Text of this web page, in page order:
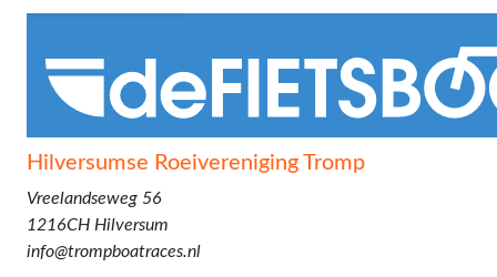
Hilversumse Roeivereniging Tromp
Vreelandseweg 56
1216CH Hilversum
info@trompboatraces.nl